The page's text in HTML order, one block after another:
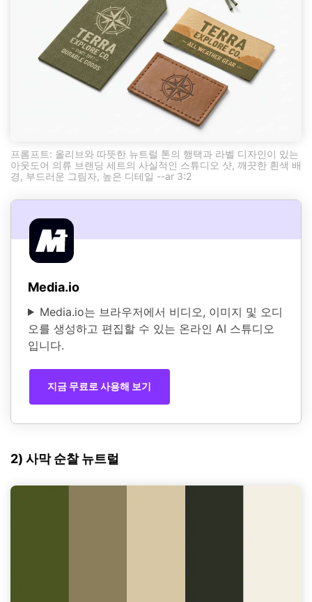
프롬프트: 올리브와 따뜻한 뉴트럴 톤의 행택과 라벨 디자인이 있는
아웃도어 의류 브랜딩 세트의 사실적인 스튜디오 샷, 깨끗한 흰색 배
경, 부드러운 그림자, 높은 디테일 --ar 3:2
Media.io
Media.io는 브라우저에서 비디오, 이미지 및 오디
오를 생성하고 편집할 수 있는 온라인 AI 스튜디오
입니다.
지금 무료로 사용해 보기
2) 사막 순찰 뉴트럴